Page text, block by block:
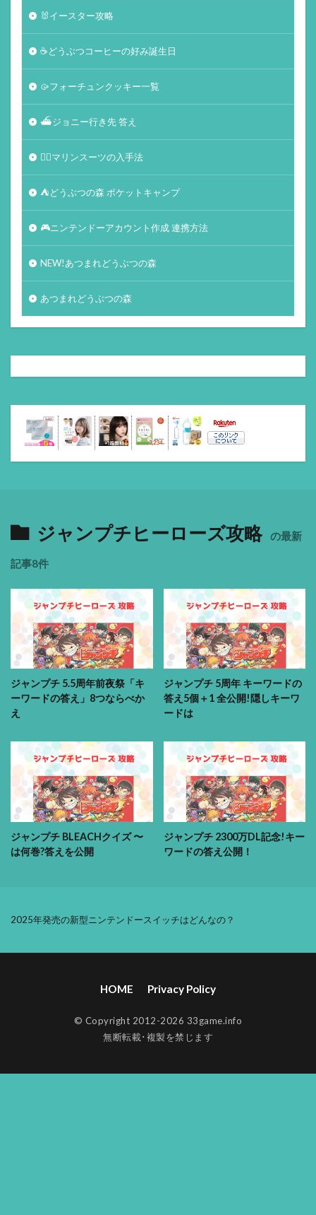
🐰イースター攻略
☕️どうぶつコーヒーの好み誕生日
🥠フォーチュンクッキー一覧
⛴ジョニー行き先 答え
🏄‍♀️マリンスーツの入手法
⛺どうぶつの森 ポケットキャンプ
🎮ニンテンドーアカウント作成 連携方法
NEW!あつまれどうぶつの森
あつまれどうぶつの森
ジャンプチヒーローズ攻略 の最新
記事8件
ジャンプチ 5.5周年前夜祭「キ
ーワードの答え」8つならべか
え
ジャンプチ 5周年 キーワードの
答え5個＋1 全公開!隠しキーワ
ードは
ジャンプチ BLEACHクイズ 〜
は何巻?答えを公開
ジャンプチ 2300万DL記念!キー
ワードの答え公開！
2025年発売の新型ニンテンドースイッチはどんなの？
HOME Privacy Policy
© Copyright 2012-2026 33game.info
無断転載･複製を禁じます